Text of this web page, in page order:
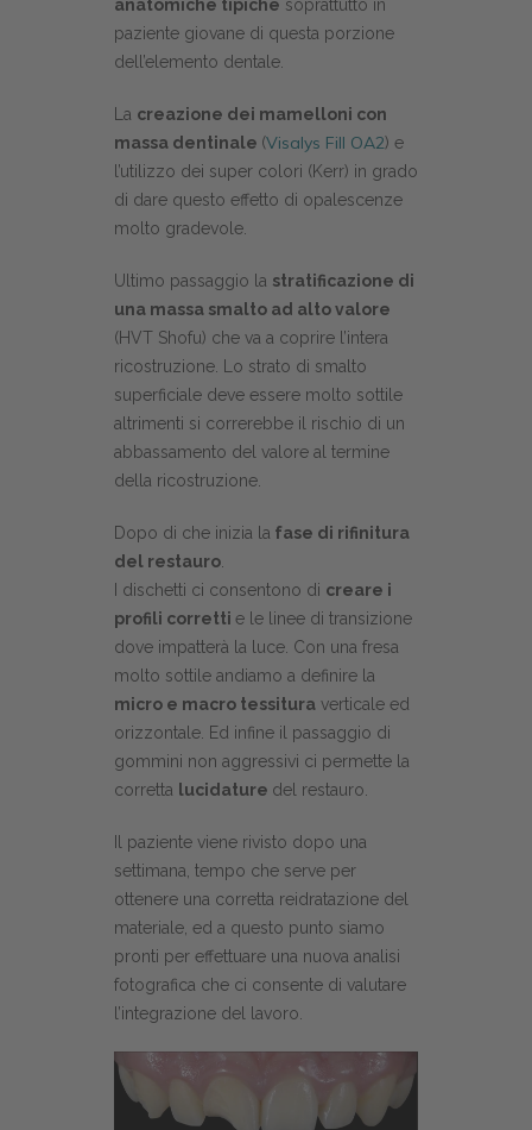
anatomiche tipiche soprattutto in
paziente giovane di questa porzione
dell’elemento dentale.
La creazione dei mamelloni con
massa dentinale (Visalys Fill OA2) e
l’utilizzo dei super colori (Kerr) in grado
di dare questo effetto di opalescenze
molto gradevole.
Ultimo passaggio la stratificazione di
una massa smalto ad alto valore
(HVT Shofu) che va a coprire l’intera
ricostruzione.
Lo strato di smalto
superficiale deve essere molto sottile
altrimenti si correrebbe il rischio di un
abbassamento del valore al termine
della ricostruzione.
Dopo di che inizia la fase di rifinitura
del restauro.
I dischetti ci consentono di creare i
profili corretti e le linee di transizione
dove impatterà la luce. Con una fresa
molto sottile andiamo a definire la
micro e macro tessituraverticale ed
orizzontale. Ed infine il passaggio di
gommini non aggressivi ci permette la
corretta lucidature del restauro.
Il paziente viene rivisto dopo una
settimana, tempo che serve per
ottenere una corretta reidratazione del
materiale, ed a questo punto siamo
pronti per effettuare una nuova analisi
fotografica che ci consente di valutare
l’integrazione del lavoro.